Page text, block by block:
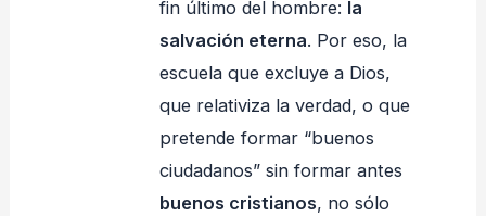
fin último del hombre: la
salvación eterna. Por eso, la
escuela que excluye a Dios,
que relativiza la verdad, o que
pretende formar “buenos
ciudadanos” sin formar antes
buenos cristianos, no sólo